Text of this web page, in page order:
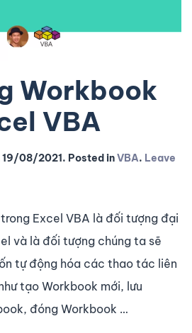
Workbook
VBA
19/08/2021. Posted inVBA. Leave
Excel VBA là đối tượng đại
và là đối tượng chúng ta sẽ
tự động hóa các thao tác liên
tạo Workbook mới, lưu
đóng Workbook …